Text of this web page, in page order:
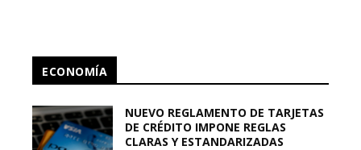
ECONOMÍA
NUEVO REGLAMENTO DE TARJETAS
DE CRÉDITO IMPONE REGLAS
CLARAS Y ESTANDARIZADAS